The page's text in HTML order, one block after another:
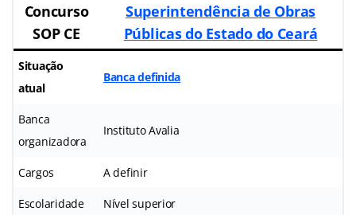
Concurso
SOP CE
Superintendência de Obras
Públicas do Estado do Ceará
Situação
atual
Banca definida
Banca
organizadora
Instituto Avalia
Cargos A definir
Escolaridade Nível superior